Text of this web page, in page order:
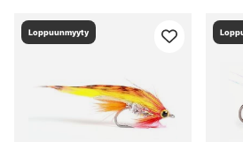
Loppuunmyyty